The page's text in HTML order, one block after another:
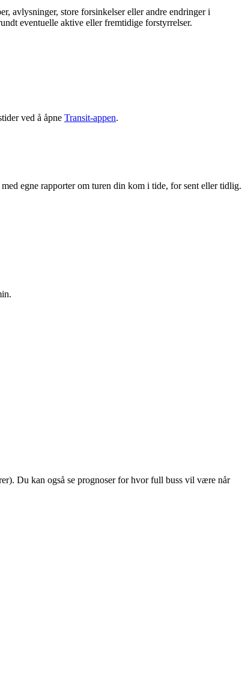
avlysninger, store forsinkelser eller andre endringer i
eventuelle aktive eller fremtidige forstyrrelser.
ved å åpne Transit-appen.
egne rapporter om turen din kom i tide, for sent eller tidlig.
Du kan også se prognoser for hvor full buss vil være når